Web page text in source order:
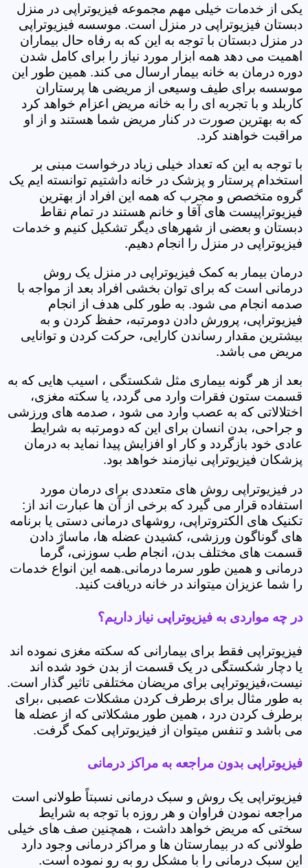
یکی از خدمات خیلی مهم مجموعه فیزیوتراپی در منزل
دبستان فیزیوتراپی در منزل است. موسسه فیزیوتراپی
در منزل دبستان با توجه به این که به رفاه حال بیماران
اهمیت می دهد همه ابزار مورد نیاز را برای کامل شدن
دوره درمان به خانه بیمار ارسال می کند. همین طور این
موسسه برای طیف وسیعی از مریضی ها پرستاران
کاربلد و با تجربه ای را به خانه مریض اعزام خواهد کرد
که به بهترین صورت در کنار مریض شما هستند و از او
مراقبت خواهند کرد.
با توجه به این که تعداد خیلی زیاد درخواست مبنی بر
استخدام پرستار و پزشک در خانه داشتیم توانسته ایم یک
گروه متخصص و مجرب که همه این افراد از بهترین
فیزیوتراپیست های آقا و خانم هستند در تمام نقاط
دبستان و بعضی از شهرهای دیگر تشکیل کنیم و خدمات
فیزیوتراپی در منزل را انجام دهیم.
درمان بیمار به کمک فیزیوتراپی در منزل یک روش
درمانی است که برای توان بخشی افراد بعد از مواجه با
صدمه انجام می شود. به طور کلی هدف از انجام
فیزیوتراپی، پرورش دادن دومرتبه، حفظ کردن و به
بیشترین مقدار رساندن کارایی، حرکت کردن و توانایی
مریض می باشد.
بعد از هر گونه بیماری مثل شکستگی ، اسیب هایی که به
قسمت ستون فقرات وارد می گردد، یا سکته مغزی،
اختلالاتی که به عصب وارد می شود ، صدمه های ورزشی
و جراحی، بدن انسان برای این که دومرتبه به شرایط
عادی خود بازگردد و کار او افزایش پیدا نماید به درمان
پزشکان فیزیوتراپی نیازمند خواهد بود.
در فیزیوتراپی روش های متعددی برای درمان مورد
استفاده قرار می گیرد که برخی از آن ها عبارت اند از:
تکنیک های الکتروتراپی، روشهای درمانی دستی یا برنامه
های گوناگون ورزشی، کشیدن عضله ها، ماساژ دادن
قسمت های مختلف بدن، انجام طب سوزنی، گرما
درمانی و همین طور سرما درمانی.همه این انواع خدمات
را شما عزیزان میتواند در خانه دریافت کنید.
در چه مواردی به فیزیوتراپی نیاز داریم؟
فیزیوتراپی فقط برای بیمارانی که سکته مغزی نموده اند
یا دچار شکستگی در یک قسمت از بدن خود شده اند
نیست،فیزیوتراپی برای مریضان مختلفی تاثیر گذار است.
به طور مثال برای برطرف کردن مشکلات عصبی ،برای
برطرف کردن درد ، همین طور مشکلاتی که از عضله ها
می باشد و تنفس میتوان از فیزیوتراپی کمک گرفت.
فیزیوتراپی بدون مراجعه به مراکز درمانی
فیزیوتراپی یک روش و سبک درمانی نسبتاً طولانی است
مراجعه نمودن فراوان و هر روزه با توجه به شرایط
سختی که مریض خواهد داشت ، همچنین صف های خیلی
طولانی که در بیمارستان ها و مراکز درمانی وجود دارد
این سبک درمانی را با مشکل رو به رو نموده است.